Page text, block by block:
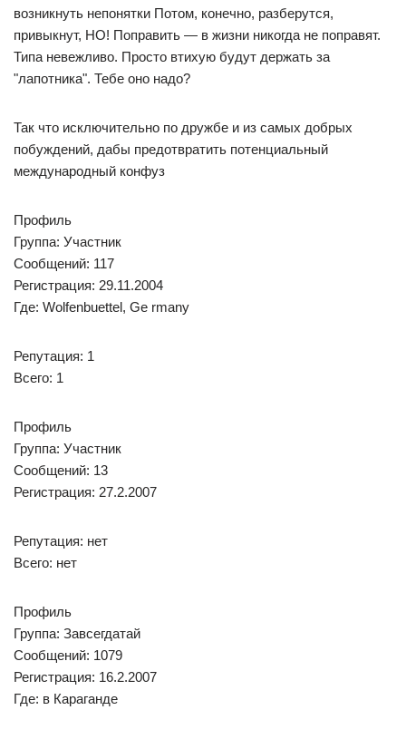
возникнуть непонятки Потом, конечно, разберутся,
привыкнут, НО! Поправить — в жизни никогда не поправят.
Типа невежливо. Просто втихую будут держать за
"лапотника". Тебе оно надо?
Так что исключительно по дружбе и из самых добрых
побуждений, дабы предотвратить потенциальный
международный конфуз
Профиль
Группа: Участник
Сообщений: 117
Регистрация: 29.11.2004
Где: Wolfenbuettel, Ge rmany
Репутация: 1
Всего: 1
Профиль
Группа: Участник
Сообщений: 13
Регистрация: 27.2.2007
Репутация: нет
Всего: нет
Профиль
Группа: Завсегдатай
Сообщений: 1079
Регистрация: 16.2.2007
Где: в Караганде